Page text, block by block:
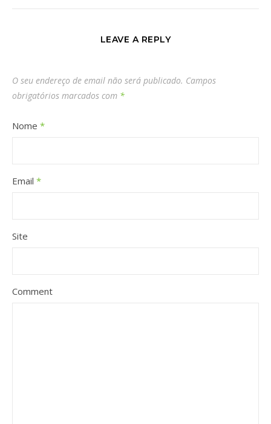
LEAVE A REPLY
O seu endereço de email não será publicado. Campos
obrigatórios marcados com *
Nome *
Email *
Site
Comment